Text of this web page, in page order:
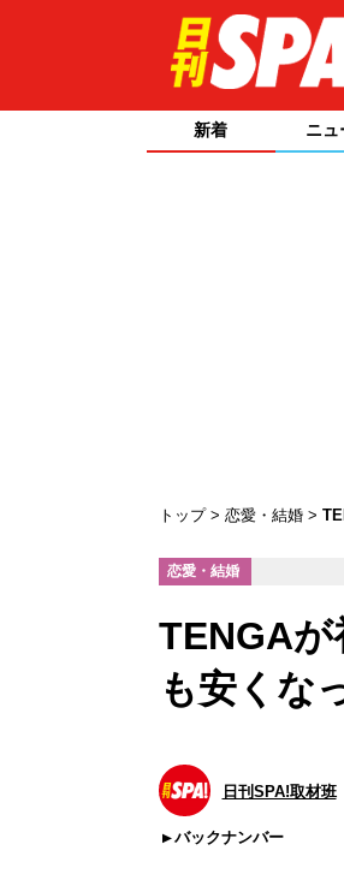
新着 ニュ
トップ 恋愛・結婚
恋愛・結婚
TENGA
も安くな
日刊SPA!取材班
バックナンバー